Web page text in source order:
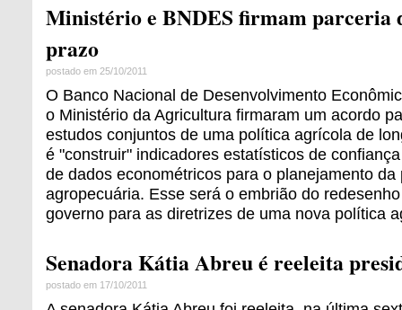
Ministério e BNDES firmam parceria
prazo
postado em 25/10/2011
O Banco Nacional de Desenvolvimento
o Ministério da Agricultura firmaram um acordo
estudos conjuntos de uma política agrícola de
é "construir" indicadores estatísticos de
de dados econométricos para o planejamento da
agropecuária. Esse será o embrião do
governo para as diretrizes de uma nova política
Senadora Kátia Abreu é reeleita
postado em 17/10/2011